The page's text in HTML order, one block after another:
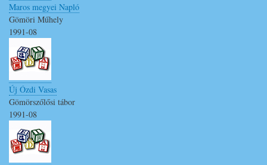
Maros megyei Napló
Gömöri Műhely
1991-08
Új Ózdi Vasas
Gömörszőlősi tábor
1991-08